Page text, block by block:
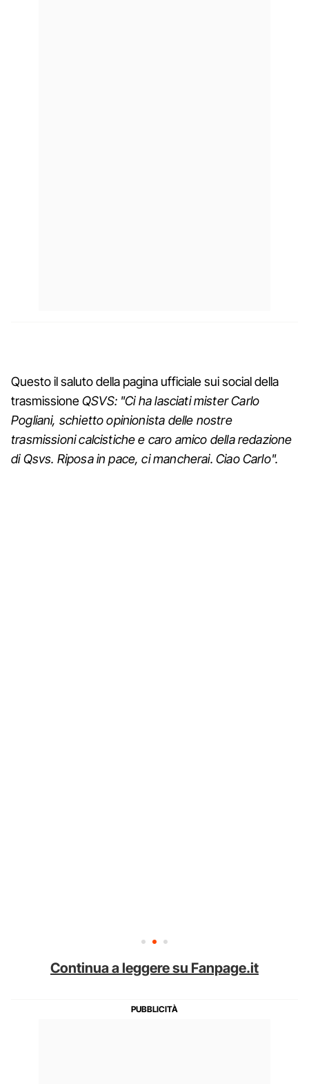
Questo il saluto della pagina ufficiale sui social della
trasmissioneQSVS: "Ci ha lasciati mister Carlo
Pogliani, schietto opinionista delle nostre
trasmissioni calcistiche e caro amico della redazione
di Qsvs. Riposa in pace, ci mancherai. Ciao Carlo".
Continua a leggere su Fanpage.it